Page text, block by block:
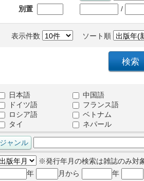
別置 /
表示件数 ソート順
日本語
中国語
ドイツ語
フランス語
ロシア語
ベトナム
タイ
ネパール
※発行年月の検索は雑誌のみ対
年
月から 年